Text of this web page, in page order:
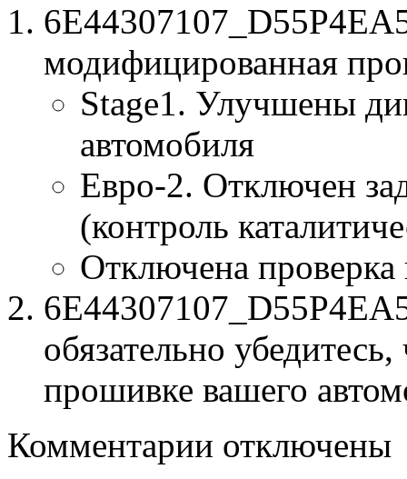
модифицированная
Stage1. Улучшены
автомобиля
Евро-2. Отключен
(контроль
Отключена
обязательно
прошивке вашего
Комментарии записи
отключены